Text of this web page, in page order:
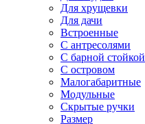
Для хрущевки
Для дачи
Встроенные
С антресолями
С барной стойкой
С островом
Малогабаритные
Модульные
Скрытые ручки
Размер